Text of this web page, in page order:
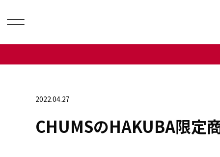
2022.04.27
CHUMSのHAKUBA限定